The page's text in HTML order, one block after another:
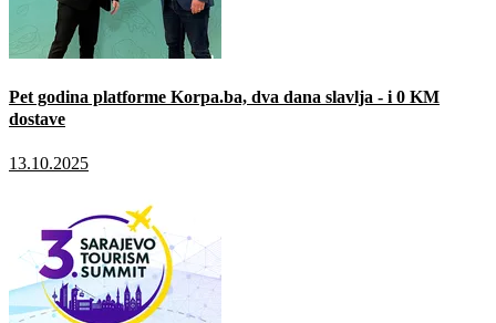
Pet godina platforme Korpa.ba, dva dana slavlja - i 0 KM
dostave
13.10.2025